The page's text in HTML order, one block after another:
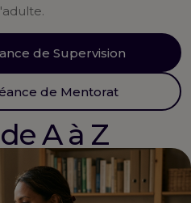
de Supervision
de Mentorat
A à Z